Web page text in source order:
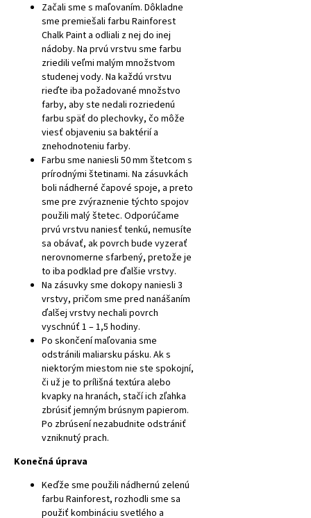
Začali sme s maľovaním. Dôkladne
sme premiešali farbu Rainforest
Chalk Paint a odliali z nej do inej
nádoby. Na prvú vrstvu sme farbu
zriedili veľmi malým množstvom
studenej vody. Na každú vrstvu
rieďte iba požadované množstvo
farby, aby ste nedali rozriedenú
farbu späť do plechovky, čo môže
viesť objaveniu sa baktérií a
znehodnoteniu farby.
Farbu sme naniesli 50 mm štetcom s
prírodnými štetinami. Na zásuvkách
boli nádherné čapové spoje, a preto
sme pre zvýraznenie týchto spojov
použili malý štetec. Odporúčame
prvú vrstvu naniesť tenkú, nemusíte
sa obávať, ak povrch bude vyzerať
nerovnomerne sfarbený, pretože je
to iba podklad pre ďalšie vrstvy.
Na zásuvky sme dokopy naniesli 3
vrstvy, pričom sme pred nanášaním
ďalšej vrstvy nechali povrch
vyschnúť 1 – 1,5 hodiny.
Po skončení maľovania sme
odstránili maliarsku pásku. Ak s
niektorým miestom nie ste spokojní,
či už je to prílišná textúra alebo
kvapky na hranách, stačí ich zľahka
zbrúsiť jemným brúsnym papierom.
Po zbrúsení nezabudnite odstrániť
vzniknutý prach.
Konečná úprava
Keďže sme použili nádhernú zelenú
farbu Rainforest, rozhodli sme sa
použiť kombináciu svetlého a